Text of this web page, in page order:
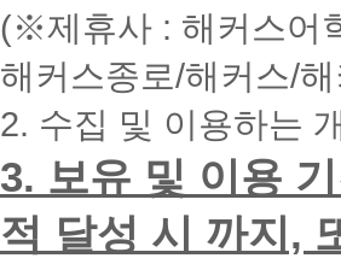
간
내
에
화
드
리
겠
습
니
다.
(※제휴사 : 해커스어
해커스종로/해커스/
2. 수집 및 이용하는
3. 보유 및 이용
적 달성 시 까지,